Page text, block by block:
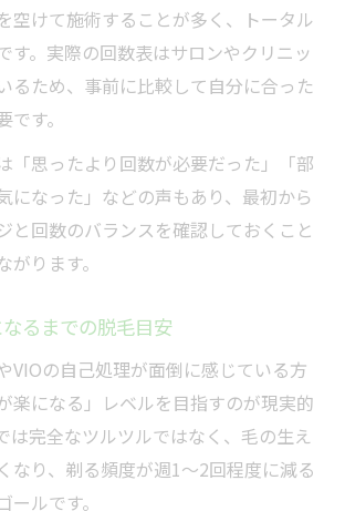
ブルを避ける脱毛頻度の見極め
効果を感じた脱毛体験談紹介
空けて施術することが多く、トータル
す。実際の回数表はサロンやクリニッ
るため、事前に比較して自分に合った
す。
「思ったより回数が必要だった」「部
になった」などの声もあり、最初から
と回数のバランスを確認しておくこと
ります。
るまでの脱毛目安
VIOの自己処理が面倒に感じている方
楽になる」レベルを目指すのが現実的
は完全なツルツルではなく、毛の生え
なり、剃る頻度が週1〜2回程度に減る
ルです。